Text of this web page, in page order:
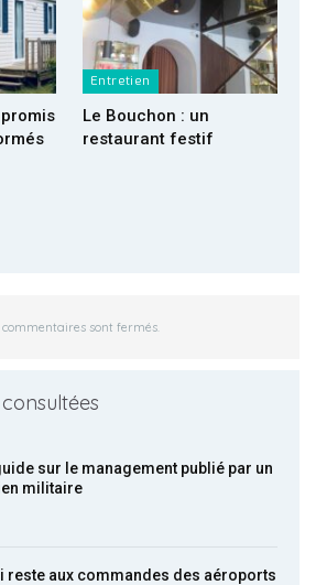
Entretien
Le Bouchon : un
restaurant festif
commentaires sont fermés.
sur le management publié par un
militaire
reste aux commandes des aéroports